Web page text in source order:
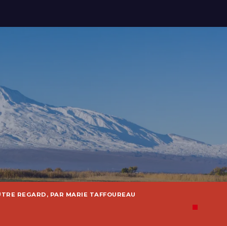
REGARD, PAR MARIE TAFFOUREAU